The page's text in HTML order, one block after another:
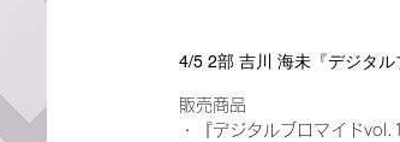
4/5 2部 吉川 海未『デジタ
販売商品
・『デジタルブロマイド